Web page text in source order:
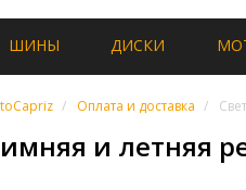
ШИНЫ ДИСКИ
Оплата и доставка
и летняя